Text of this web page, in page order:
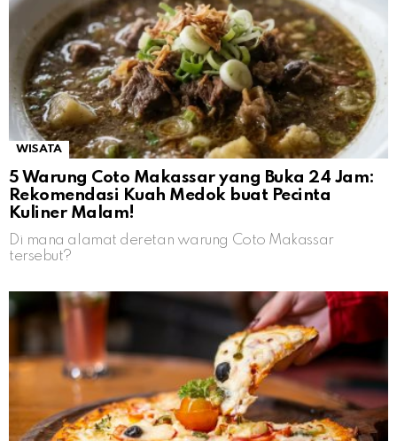
WISATA
5 Warung Coto Makassar yang Buka 24 Jam:
Rekomendasi Kuah Medok buat Pecinta
Kuliner Malam!
Di mana alamat deretan warung Coto Makassar
tersebut?